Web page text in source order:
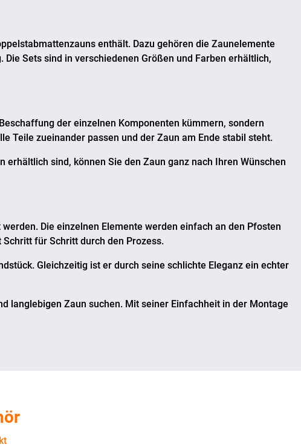
enthält. Dazu gehören die Zaunelemente
Sets sind in verschiedenen Größen und Farben erhältlich,
der einzelnen Komponenten kümmern, sondern
Teile zueinander passen und der Zaun am Ende stabil steht.
sind, können Sie den Zaun ganz nach Ihren Wünschen
Die einzelnen Elemente werden einfach an den Pfosten
für Schritt durch den Prozess.
Gleichzeitig ist er durch seine schlichte Eleganz ein echter
Zaun suchen. Mit seiner Einfachheit in der Montage